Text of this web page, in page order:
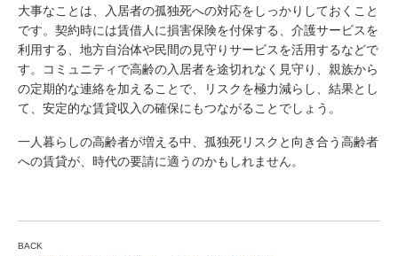
大事なことは、入居者の孤独死への対応をしっかりしておくこと
です。契約時には賃借人に損害保険を付保する、介護サービスを
利用する、地方自治体や民間の見守りサービスを活用するなどで
す。コミュニティで高齢の入居者を途切れなく見守り、親族から
の定期的な連絡を加えることで、リスクを極力減らし、結果とし
て、安定的な賃貸収入の確保にもつながることでしょう。
一人暮らしの高齢者が増える中、孤独死リスクと向き合う高齢者
への賃貸が、時代の要請に適うのかもしれません。